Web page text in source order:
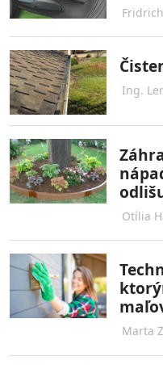
Ing.
Otília
Marta